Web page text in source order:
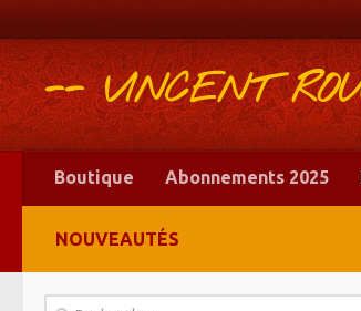
-- VINCENT
Boutique Abonnements 2025
NOUVEAUTÉS